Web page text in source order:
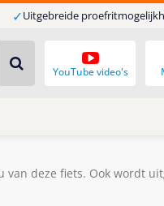
✓Uitgebreide
YouTube video's
deze fiets. Ook wordt